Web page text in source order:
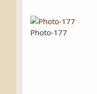
Photo-177